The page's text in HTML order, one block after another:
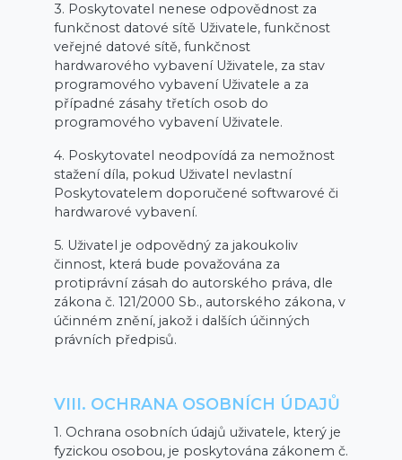
3. Poskytovatel nenese odpovědnost za
funkčnost datové sítě Uživatele, funkčnost
veřejné datové sítě, funkčnost
hardwarového vybavení Uživatele, za stav
programového vybavení Uživatele a za
případné zásahy třetích osob do
programového vybavení Uživatele.
4. Poskytovatel neodpovídá za nemožnost
stažení díla, pokud Uživatel nevlastní
Poskytovatelem doporučené softwarové či
hardwarové vybavení.
5. Uživatel je odpovědný za jakoukoliv
činnost, která bude považována za
protiprávní zásah do autorského práva, dle
zákona č. 121/2000 Sb., autorského zákona, v
účinném znění, jakož i dalších účinných
právních předpisů.
VIII. OCHRANA OSOBNÍCH ÚDAJŮ
1. Ochrana osobních údajů uživatele, který je
fyzickou osobou, je poskytována zákonem č.